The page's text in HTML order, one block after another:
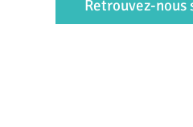
Retrouvez-nous